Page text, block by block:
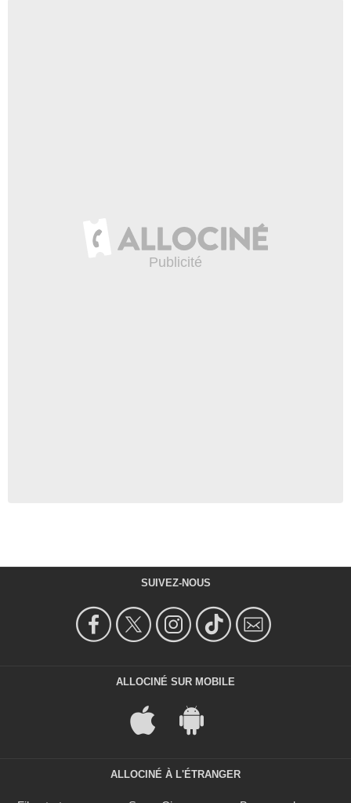
SUIVEZ-NOUS
ALLOCINÉ SUR MOBILE
ALLOCINÉ À L'ÉTRANGER